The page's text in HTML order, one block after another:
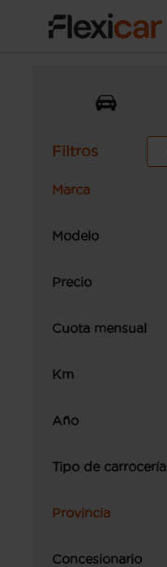
Filtros
Marca
Modelo
Precio
Cuota mensual
Km
Año
Tipo de carrocería
Provincia
Concesionario